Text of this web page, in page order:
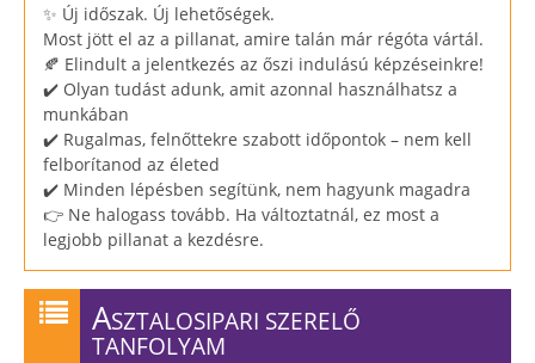
✨ Új időszak. Új lehetőségek.
Most jött el az a pillanat, amire talán már régóta vártál.
🍂 Elindult a jelentkezés az őszi indulású képzéseinkre!
✔️ Olyan tudást adunk, amit azonnal használhatsz a
munkában
✔️ Rugalmas, felnőttekre szabott időpontok – nem kell
felborítanod az életed
✔️ Minden lépésben segítünk, nem hagyunk magadra
👉 Ne halogass tovább. Ha változtatnál, ez most a
legjobb pillanat a kezdésre.
ASZTALOSIPARI SZERELŐ
TANFOLYAM